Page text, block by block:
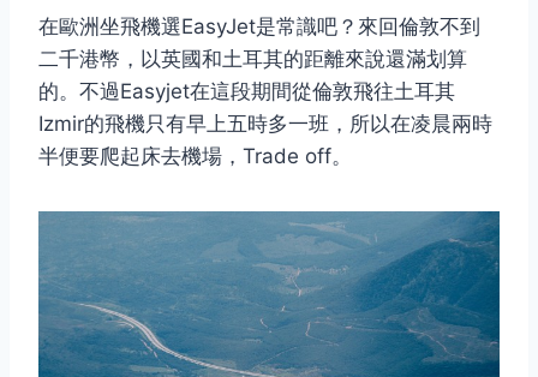
在歐洲坐飛機選EasyJet是常識吧？來回倫敦不到
二千港幣，以英國和土耳其的距離來說還滿划算
的。不過Easyjet在這段期間從倫敦飛往土耳其
Izmir的飛機只有早上五時多一班，所以在凌晨兩時
半便要爬起床去機場，Trade off。